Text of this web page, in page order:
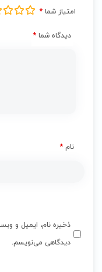
امتیاز شما *
دیدگاه شما *
نام *
ذخیره نام، ایمیل و
دیدگاهی می‌نویسم.